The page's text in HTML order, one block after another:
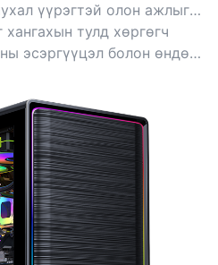
үед хамгийн дээд
үүрэгтэй олон ажлыг
тохиромжтой.
тулд хөргөгч
эсэргүүцэл болон өндөр